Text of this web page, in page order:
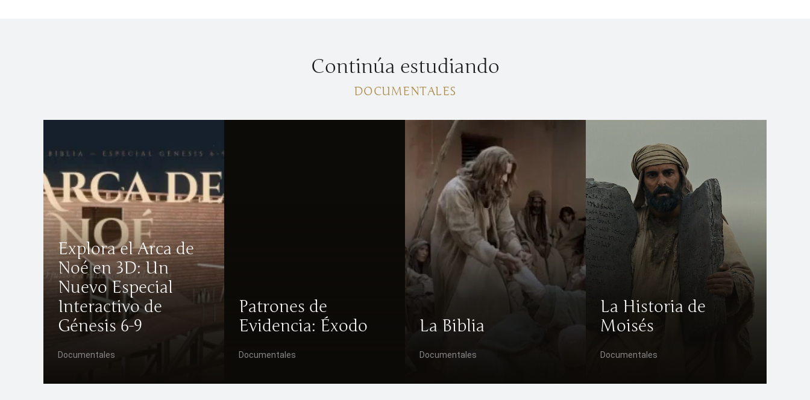
Continúa estudiando
DOCUMENTALES
Explora el Arca de
Noé en 3D: Un
Nuevo Especial
Interactivo de
Génesis 6-9
Documentales
Patrones de
Evidencia: Éxodo
Documentales
La Biblia
Documentales
La Historia de
Moisés
Documentales